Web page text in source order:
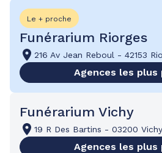
Le + proche
Funérarium Riorges
216 Av Jean Reboul - 42153
Agences les plus
Funérarium Vichy
19 R Des Bartins - 03200 Vichy
Agences les plus